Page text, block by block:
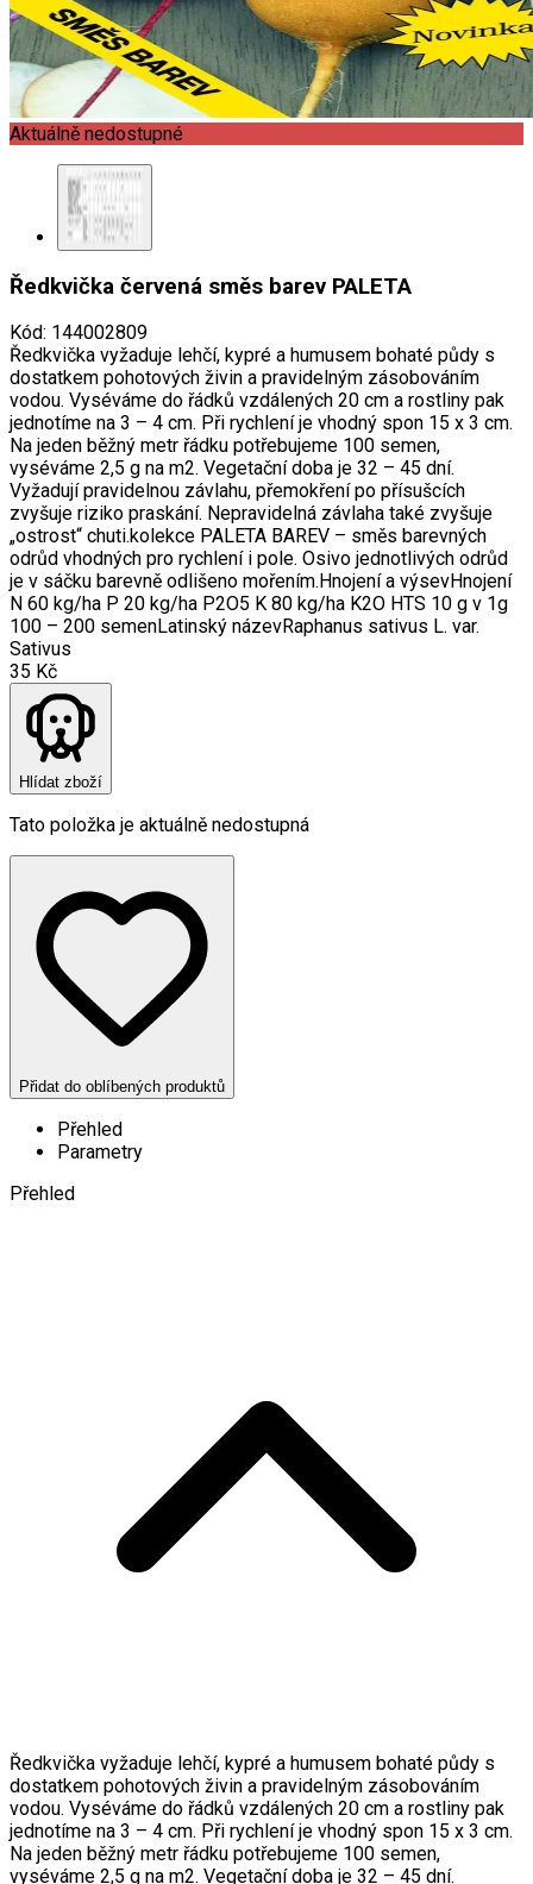
Aktuálně nedostupné
Ředkvička červená směs barev PALETA
Kód: 144002809
Ředkvička vyžaduje lehčí, kypré a humusem bohaté půdy s
dostatkem pohotových živin a pravidelným zásobováním
vodou. Vyséváme do řádků vzdálených 20 cm a rostliny pak
jednotíme na 3 – 4 cm. Při rychlení je vhodný spon 15 x 3 cm.
Na jeden běžný metr řádku potřebujeme 100 semen,
vyséváme 2,5 g na m2. Vegetační doba je 32 – 45 dní.
Vyžadují pravidelnou závlahu, přemokření po přísušcích
zvyšuje riziko praskání. Nepravidelná závlaha také zvyšuje
„ostrost“ chuti.kolekce PALETA BAREV – směs barevných
odrůd vhodných pro rychlení i pole. Osivo jednotlivých odrůd
je v sáčku barevně odlišeno mořením.Hnojení a výsevHnojení
N 60 kg/ha P 20 kg/ha P2O5 K 80 kg/ha K2O HTS 10 g v 1g
100 – 200 semenLatinský názevRaphanus sativus L. var.
Sativus
35 Kč
Hlídat zboží
Tato položka je aktuálně nedostupná
Přidat do oblíbených produktů
Přehled
Parametry
Přehled
Ředkvička vyžaduje lehčí, kypré a humusem bohaté půdy s
dostatkem pohotových živin a pravidelným zásobováním
vodou. Vyséváme do řádků vzdálených 20 cm a rostliny pak
jednotíme na 3 – 4 cm. Při rychlení je vhodný spon 15 x 3 cm.
Na jeden běžný metr řádku potřebujeme 100 semen,
vyséváme 2,5 g na m2. Vegetační doba je 32 – 45 dní.